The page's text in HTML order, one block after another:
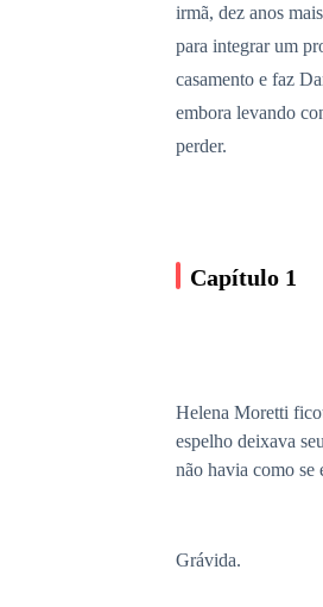
irmã, dez anos
para integrar um
casamento e faz
embora levando
perder.
Capítulo 1
Helena Moretti
espelho deixava
não havia como se
Grávida.